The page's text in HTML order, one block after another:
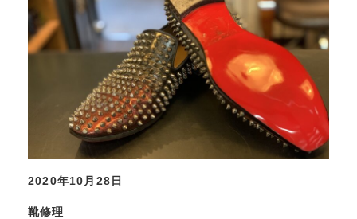
2020年10月28日
靴修理